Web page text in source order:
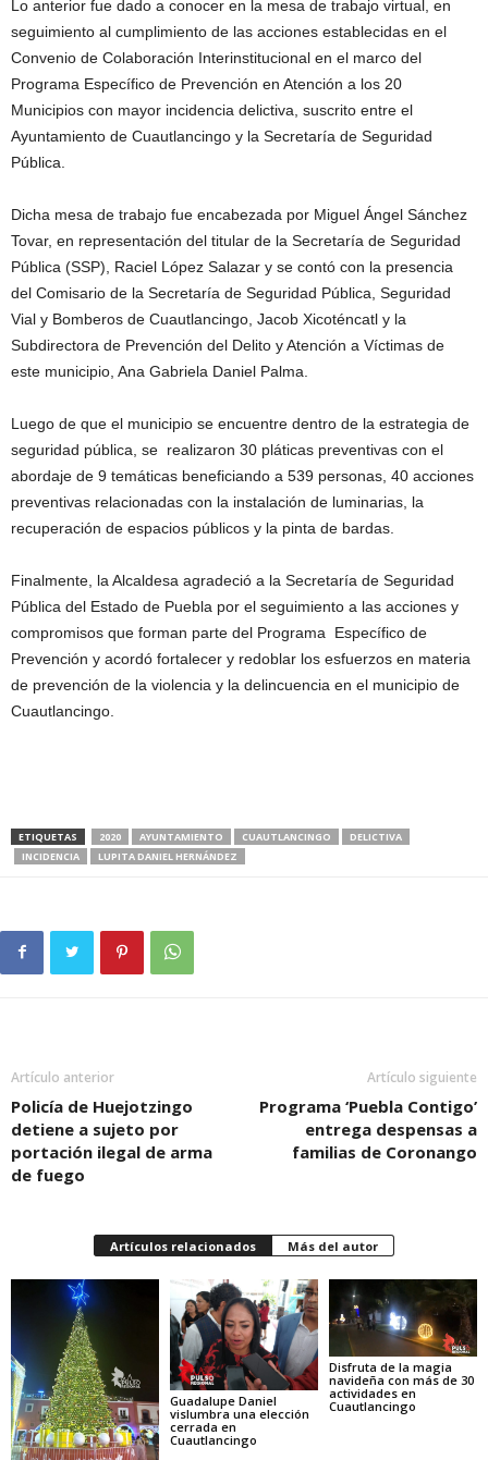
Lo anterior fue dado a conocer en la mesa de trabajo virtual, en
seguimiento al cumplimiento de las acciones establecidas en el
Convenio de Colaboración Interinstitucional en el marco del
Programa Específico de Prevención en Atención a los 20
Municipios con mayor incidencia delictiva, suscrito entre el
Ayuntamiento de Cuautlancingo y la Secretaría de Seguridad
Pública.
Dicha mesa de trabajo fue encabezada por Miguel Ángel Sánchez
Tovar, en representación del titular de la Secretaría de Seguridad
Pública (SSP), Raciel López Salazar y se contó con la presencia
del Comisario de la Secretaría de Seguridad Pública, Seguridad
Vial y Bomberos de Cuautlancingo, Jacob Xicoténcatl y la
Subdirectora de Prevención del Delito y Atención a Víctimas de
este municipio, Ana Gabriela Daniel Palma.
Luego de que el municipio se encuentre dentro de la estrategia de
seguridad pública, se realizaron 30 pláticas preventivas con el
abordaje de 9 temáticas beneficiando a 539 personas, 40 acciones
preventivas relacionadas con la instalación de luminarias, la
recuperación de espacios públicos y la pinta de bardas.
Finalmente, la Alcaldesa agradeció a la Secretaría de Seguridad
Pública del Estado de Puebla por el seguimiento a las acciones y
compromisos que forman parte del Programa Específico de
Prevención y acordó fortalecer y redoblar los esfuerzos en materia
de prevención de la violencia y la delincuencia en el municipio de
Cuautlancingo.
ETIQUETAS 2020 AYUNTAMIENTO CUAUTLANCINGO
DELICTIVA
INCIDENCIA
LUPITA DANIEL HERNÁNDEZ
Artículo anterior
Policía de Huejotzingo
detiene a sujeto por
portación ilegal de arma
de fuego
Artículo siguiente
Programa ‘Puebla Contigo’
entrega despensas a
familias de Coronango
Artículos relacionados Más del autor
Guadalupe Daniel
vislumbra una elección
cerrada en
Cuautlancingo
Disfruta de la magia
navideña con más de 30
actividades en
Cuautlancingo